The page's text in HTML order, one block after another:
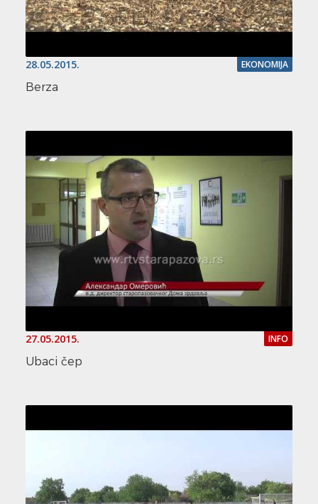
28.05.2015. EKONOMIJA
Berza
27.05.2015. INFO
Ubaci čep